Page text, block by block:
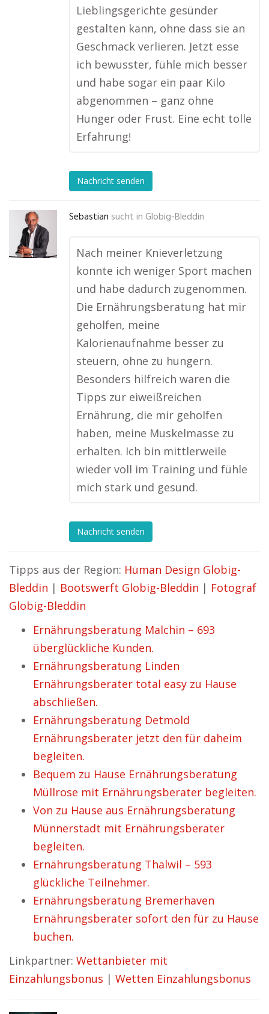
Lieblingsgerichte gesünder
gestalten kann, ohne dass sie an
Geschmack verlieren. Jetzt esse
ich bewusster, fühle mich besser
und habe sogar ein paar Kilo
abgenommen – ganz ohne
Hunger oder Frust. Eine echt tolle
Erfahrung!
Nachricht senden
Sebastian sucht in Globig-Bleddin
Nach meiner Knieverletzung
konnte ich weniger Sport machen
und habe dadurch zugenommen.
Die Ernährungsberatung hat mir
geholfen, meine
Kalorienaufnahme besser zu
steuern, ohne zu hungern.
Besonders hilfreich waren die
Tipps zur eiweißreichen
Ernährung, die mir geholfen
haben, meine Muskelmasse zu
erhalten. Ich bin mittlerweile
wieder voll im Training und fühle
mich stark und gesund.
Nachricht senden
Tipps aus der Region: Human Design Globig-
Bleddin | Bootswerft Globig-Bleddin | Fotograf
Globig-Bleddin
Ernährungsberatung Malchin – 693
überglückliche Kunden.
Ernährungsberatung Linden
Ernährungsberater total easy zu Hause
abschließen.
Ernährungsberatung Detmold
Ernährungsberater jetzt den für daheim
begleiten.
Bequem zu Hause Ernährungsberatung
Müllrose mit Ernährungsberater begleiten.
Von zu Hause aus Ernährungsberatung
Münnerstadt mit Ernährungsberater
begleiten.
Ernährungsberatung Thalwil – 593
glückliche Teilnehmer.
Ernährungsberatung Bremerhaven
Ernährungsberater sofort den für zu Hause
buchen.
Linkpartner: Wettanbieter mit
Einzahlungsbonus | Wetten Einzahlungsbonus